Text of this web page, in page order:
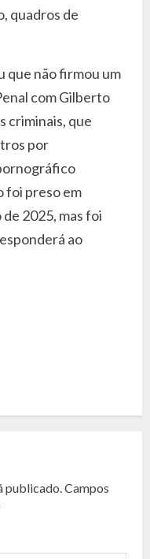
quadros de
que não firmou um
com Gilberto
criminais, que
por
foi preso em
2025, mas foi
ao
publicado.Campos